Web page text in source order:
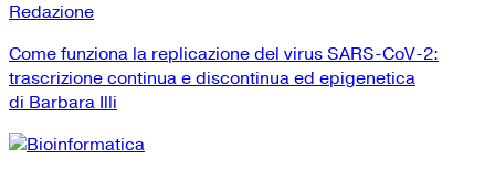
Redazione
Come funziona la replicazione del virus SARS-CoV-2:
trascrizione continua e discontinua ed epigenetica
di Barbara Illi